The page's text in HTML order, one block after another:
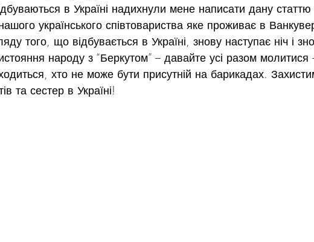
в Україні надихнули мене написати дану
українського співтовариства яке проживає в
того, що відбувається в Україні, знову наступає ніч і
народу з “Беркутом” – давайте усі разом
хто не може бути присутній на барикадах.
та сестер в Україні!